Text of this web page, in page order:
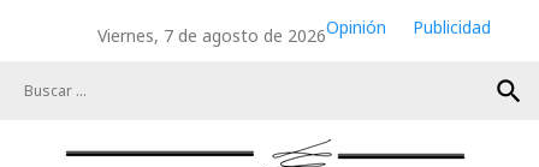
Viernes, 7 de agosto de 2026Opinión
Publicidad
search